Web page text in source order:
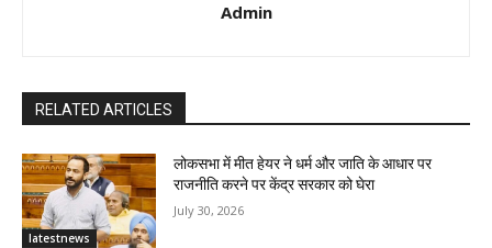
Admin
RELATED ARTICLES
latestnews
लोकसभा में मीत हेयर ने धर्म और जाति के आधार पर
राजनीति करने पर केंद्र सरकार को घेरा
July 30, 2026